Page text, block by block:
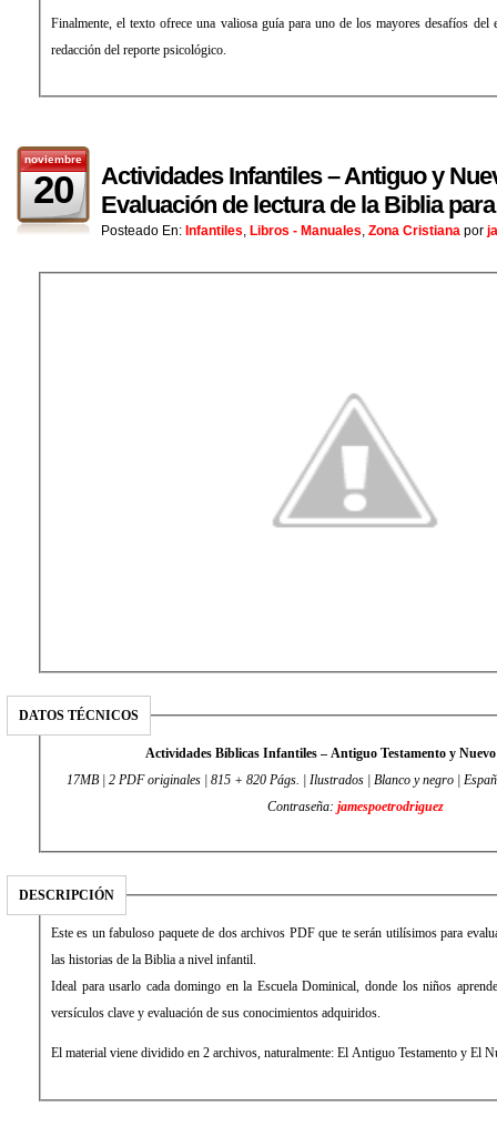
Finalmente, el texto ofrece una valiosa guía para uno de los mayores desafíos del
redacción del reporte psicológico.
noviembre
20
Actividades Infantiles – Antiguo y
Evaluación de lectura de la Biblia
Posteado En: Infantiles, Libros - Manuales, Zona Cristiana por
DATOS TÉCNICOS
Actividades Bíblicas Infantiles – Antiguo Testamento y
17MB | 2 PDF originales | 815 + 820 Págs. | Ilustrados | Blanco y negro |
Contraseña: jamespoetrodriguez
DESCRIPCIÓN
Este es un fabuloso paquete de dos archivos PDF que te serán utilísimos para
las historias de la Biblia a nivel infantil.
Ideal para usarlo cada domingo en la Escuela Dominical, donde los niños
versículos clave y evaluación de sus conocimientos adquiridos.
El material viene dividido en 2 archivos, naturalmente: El Antiguo Testamento y El